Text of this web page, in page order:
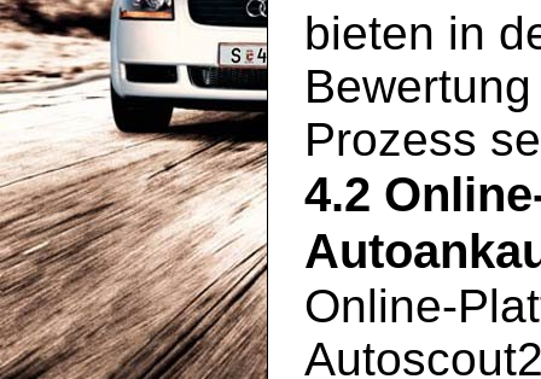
bieten in
Prozess
4.2
Online-